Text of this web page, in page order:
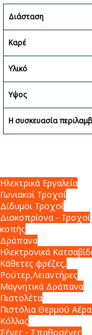
Διάσταση
Καρέ
Υλικό
Υψος
Η συσκευασία
Ηλεκτρικά Εργαλεία
Γωνιακοί Τροχοί
Δίδυμοι Τροχοί
Δισκοπρίονα - Τροχοί
κοπής
Δράπανα
Ηλεκτρονικά
Κάθετες φρέζες,
Ρούτερ,Λειαντήρες
Μαγνητικά Δράπανα
Πιστολέτα
Πιστόλια Θερμού
Κόλλας
Σέγες - Σπαθοσέγες